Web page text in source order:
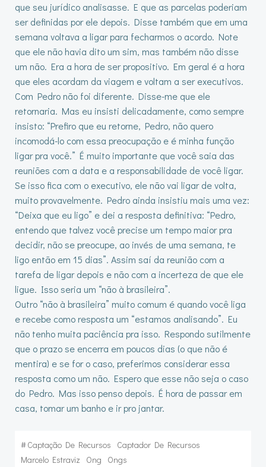
que seu jurídico analisasse. E que as parcelas poderiam
ser definidas por ele depois. Disse também que em uma
semana voltava a ligar para fecharmos o acordo. Note
que ele não havia dito um sim, mas também não disse
um não. Era a hora de ser propositivo. Em geral é a hora
que eles acordam da viagem e voltam a ser executivos.
Com Pedro não foi diferente. Disse-me que ele
retornaria. Mas eu insisti delicadamente, como sempre
insisto: “Prefiro que eu retorne, Pedro, não quero
incomodá-lo com essa preocupação e é minha função
ligar pra você.” É muito importante que você saia das
reuniões com a data e a responsabilidade de você ligar.
Se isso fica com o executivo, ele não vai ligar de volta,
muito provavelmente. Pedro ainda insistiu mais uma vez:
“Deixa que eu ligo” e dei a resposta definitiva: “Pedro,
entendo que talvez você precise um tempo maior pra
decidir, não se preocupe, ao invés de uma semana, te
ligo então em 15 dias”. Assim saí da reunião com a
tarefa de ligar depois e não com a incerteza de que ele
ligue. Isso seria um “não à brasileira”.
Outro “não à brasileira” muito comum é quando você liga
e recebe como resposta um “estamos analisando”. Eu
não tenho muita paciência pra isso. Respondo sutilmente
que o prazo se encerra em poucos dias (o que não é
mentira) e se for o caso, preferimos considerar essa
resposta como um não. Espero que esse não seja o caso
do Pedro. Mas isso penso depois. É hora de passar em
casa, tomar um banho e ir pro jantar.
#Captação De Recursos
Captador De Recursos
Marcelo Estraviz
Ong Ongs